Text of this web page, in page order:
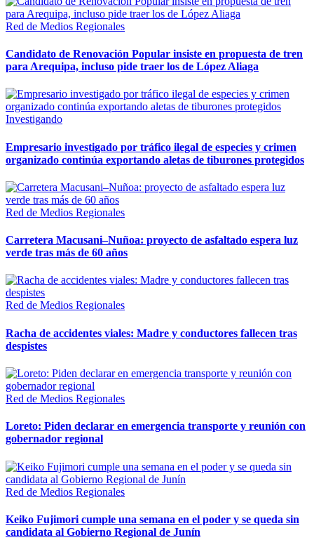
Red de Medios Regionales
Candidato de Renovación Popular insiste en propuesta de tren
para Arequipa, incluso pide traer los de López Aliaga
Investigando
Empresario investigado por tráfico ilegal de especies y crimen
organizado continúa exportando aletas de tiburones protegidos
Red de Medios Regionales
Carretera Macusani–Nuñoa: proyecto de asfaltado espera luz
verde tras más de 60 años
Red de Medios Regionales
Racha de accidentes viales: Madre y conductores fallecen tras
despistes
Red de Medios Regionales
Loreto: Piden declarar en emergencia transporte y reunión con
gobernador regional
Red de Medios Regionales
Keiko Fujimori cumple una semana en el poder y se queda sin
candidata al Gobierno Regional de Junín